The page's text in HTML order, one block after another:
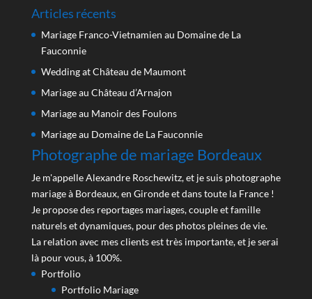
Articles récents
Mariage Franco-Vietnamien au Domaine de La
Fauconnie
Wedding at Château de Maumont
Mariage au Château d’Arnajon
Mariage au Manoir des Foulons
Mariage au Domaine de La Fauconnie
Photographe de mariage Bordeaux
Je m'appelle Alexandre Roschewitz, et je suis photographe
mariage à Bordeaux, en Gironde et dans toute la France !
Je propose des reportages mariages, couple et famille
naturels et dynamiques, pour des photos pleines de vie.
La relation avec mes clients est très importante, et je serai
là pour vous, à 100%.
Portfolio
Portfolio Mariage